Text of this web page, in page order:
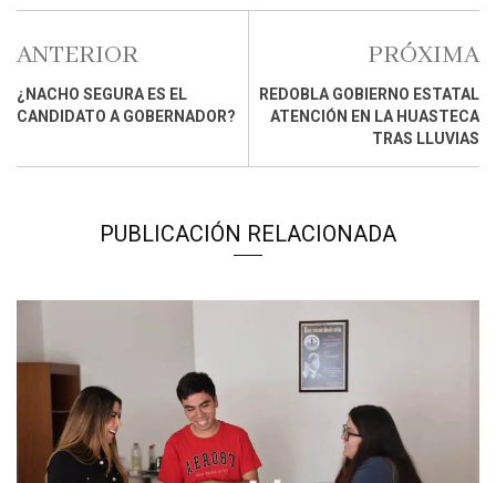
ANTERIOR
¿NACHO SEGURA ES EL
CANDIDATO A GOBERNADOR?
PRÓXIMA
REDOBLA GOBIERNO ESTATAL
ATENCIÓN EN LA HUASTECA
TRAS LLUVIAS
PUBLICACIÓN RELACIONADA